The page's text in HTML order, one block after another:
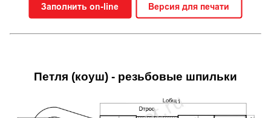
Петля (коуш) - резьбовые шпильки